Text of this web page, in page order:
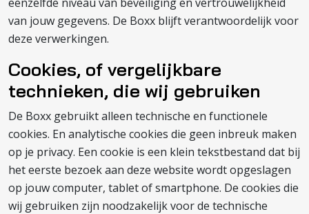
van jouw gegevens. De Boxx blijft verantwoordelijk voor
deze verwerkingen.
Cookies, of vergelijkbare
technieken, die wij gebruiken
De Boxx gebruikt alleen technische en functionele
cookies. En analytische cookies die geen inbreuk maken
op je privacy. Een cookie is een klein tekstbestand dat bij
het eerste bezoek aan deze website wordt opgeslagen
op jouw computer, tablet of smartphone. De cookies die
wij gebruiken zijn noodzakelijk voor de technische